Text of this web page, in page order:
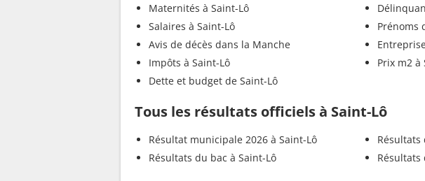
Maternités à Saint-Lô
Salaires à Saint-Lô
Avis de décès dans la Manche
Impôts à Saint-Lô
Dette et budget de Saint-Lô
Prénoms
Prix m2 à
Tous les résultats officiels à Saint-Lô
Résultat municipale 2026 à Saint-Lô
Résultats du bac à Saint-Lô
Résultats
Résultats